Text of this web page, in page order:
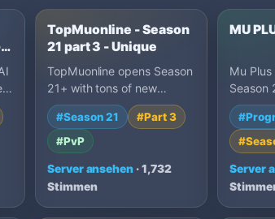
TopMuonline - Season
21 part 3 - Unique
TopMuonline opens Season
21+ with tons of new
features and pure play-to-
win action. Hunt and wi…
#Season 21
#Part 3
#PvP
Server ansehen · 1,732
Stimmen
MU
Mu Plus
Season
en
drop,
Server